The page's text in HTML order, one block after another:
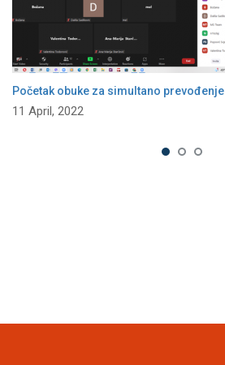
Početak obuke za simultano prevođenje
11 April, 2022